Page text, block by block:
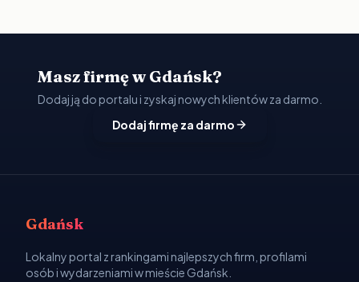
Masz firmę w Gdańsk?
Dodaj ją do portalu i zyskaj nowych klientów za darmo.
Dodaj firmę za darmo
Gdańsk
Lokalny portal z rankingami najlepszych firm, profilami
osób i wydarzeniami w mieście Gdańsk.